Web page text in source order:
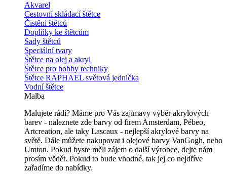
Akvarel
Cestovní skládací štětce
Čistění štětců
Doplňky ke štětcům
Sady štětců
Speciální tvary
Štětce na olej a akryl
Štětce pro hobby techniky
Štětce RAPHAEL světová jednička
Vodní štětce
Malba
Malujete rádi? Máme pro Vás zajímavy výběr akrylových
barev - naleznete zde barvy od firem Amsterdam, Pébeo,
Artcreation, ale taky Lascaux - nejlepší akrylové barvy na
světě. Dále můžete nakupovat i olejové barvy VanGogh, nebo
Umton. Pokud byste měli zájem o další výrobce, dejte nám
prosím vědět. Pokud to bude vhodné, tak jej co nejdříve
zařadíme do nabídky.